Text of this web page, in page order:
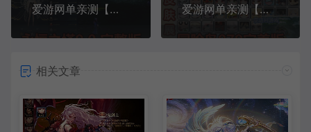
爱游网单亲测【永恒之塔单机版】最新整理9.0优化真端带假人陪玩图文攻略内置GM控制台完整物品ID视频安装教学一键启动
爱游网单亲测【冒险岛079】单机完美版丰富BOSS玩法动漫皮肤内置辅助快捷功能GM控制台一键启动视频教学
相关文章